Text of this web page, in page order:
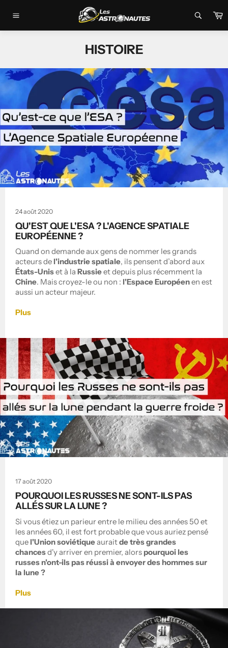
contenu
HISTOIRE
24 août 2020
QU'EST QUE L'ESA ? L'AGENCE SPATIALE
EUROPÉENNE ?
Quand on demande aux gens de nommer les grands
acteurs de l'industrie spatiale, ils pensent d’abord aux
États-Uniset à la Russieet depuis plus récemment la
Chine. Mais croyez-le ou non : l'Espace Européenen est
aussi un acteur majeur.
Plus
17 août 2020
POURQUOI LES RUSSES NE SONT-ILS PAS
ALLÉS SUR LA LUNE ?
Si vous étiez un parieur entre le milieu des années 50 et
les années 60, il est fort probable que vous auriez pensé
que l'Union soviétiqueauraitde très grandes
chancesd'y arriver en premier, alors pourquoi les
russes n'ont-ils pas réussi à envoyer des hommes sur
la lune ?
Plus